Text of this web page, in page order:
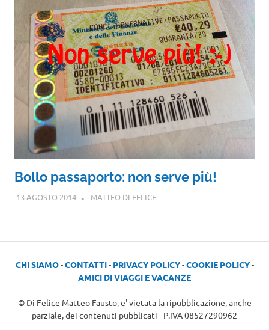
Bollo passaporto: non serve più!
13 AGOSTO 2014 MATTEO DI FELICE
CHI SIAMO-CONTATTI- PRIVACY POLICY-COOKIE POLICY-
AMICI DI VIAGGI E VACANZE
© Di Felice Matteo Fausto, e' vietata la ripubblicazione, anche
parziale, dei contenuti pubblicati - P.IVA 08527290962